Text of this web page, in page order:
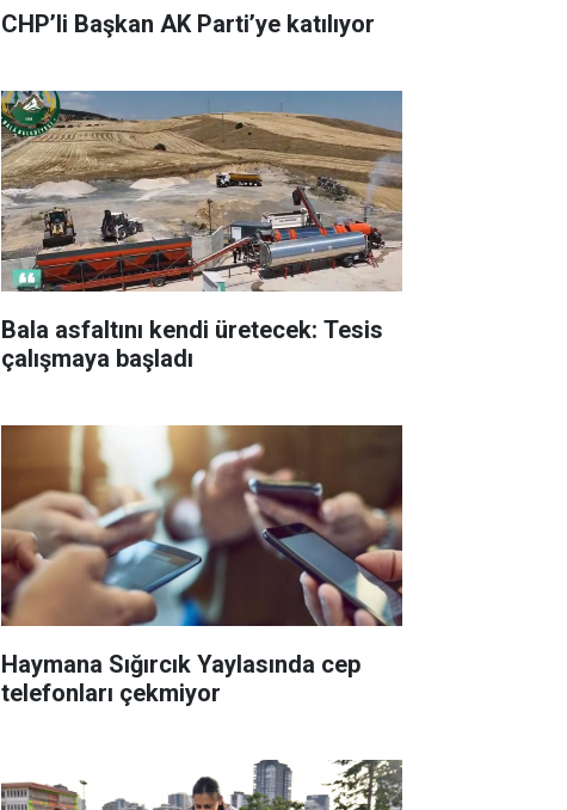
CHP’li Başkan AK Parti’ye katılıyor
Bala asfaltını kendi üretecek: Tesis
çalışmaya başladı
Haymana Sığırcık Yaylasında cep
telefonları çekmiyor